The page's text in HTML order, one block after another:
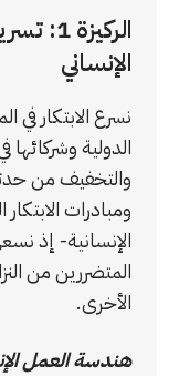
الإنساني
نسرع الابتكار في
الدولية وشركائها
والتخفيف من
ومبادرات
الإنسانية- إذ
المتضررين من
الأخرى.
هندسة العمل